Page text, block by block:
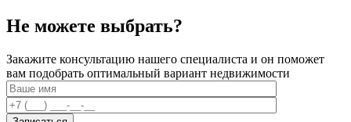
Не можете выбрать?
Закажите консультацию нашего специалиста и он поможет
вам подобрать оптимальный вариант недвижимости